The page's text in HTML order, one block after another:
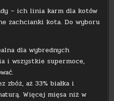
– ich linia karm dla kotów
zachcianki kota. Do wyboru
dla wybrednych
i wszystkie supermoce,
zbóż, aż 33% białka i
Więcej mięsa niż w